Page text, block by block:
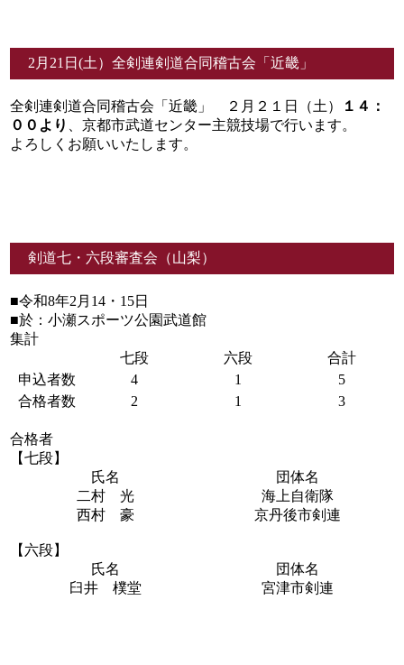
2月21日(土）全剣連剣道合同稽古会「近畿」
全剣連剣道合同稽古会「近畿」 ２月２１日（土）
１４：
００より
、京都市武道センター主競技場で行います。
よろしくお願いいたします。
剣道七・六段審査会（山梨）
■令和8年2月14・15日
■於：小瀬スポーツ公園武道館
集計
七段
六段
合計
申込者数
4 1
5
合格者数
2 1 3
合格者
【七段】
氏名
団体名
二村 光
海上自衛隊
西村 豪
京丹後市剣連
【六段】
氏名
団体名
臼井 樸堂
宮津市剣連